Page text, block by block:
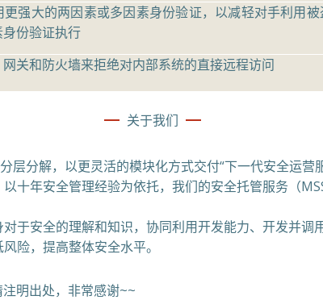
强大的两因素或多因素身份验证，以减轻对手利用
份验证执行
关和防火墙来拒绝对内部系统的直接远程访问
关于我们
分解，以更灵活的模块化方式交付“下一代安全运营
十年安全管理经验为依托，我们的安全托管服务（
安全的理解和知识，协同利用开发能力、开发并调
险，提高整体安全水平。
明出处，非常感谢~~